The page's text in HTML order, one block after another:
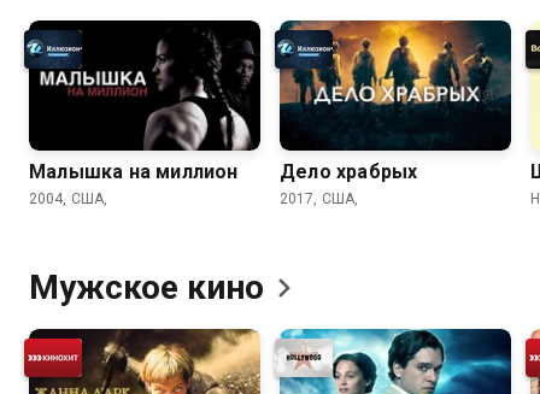
Малышка на миллион
2004, США,
Дело храбрых
2017, США,
Мужское кино